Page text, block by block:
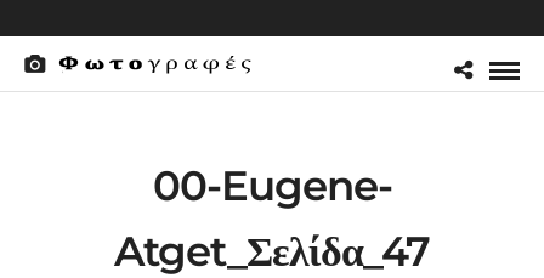
00-Eugene-
Atget_Σελίδα_47